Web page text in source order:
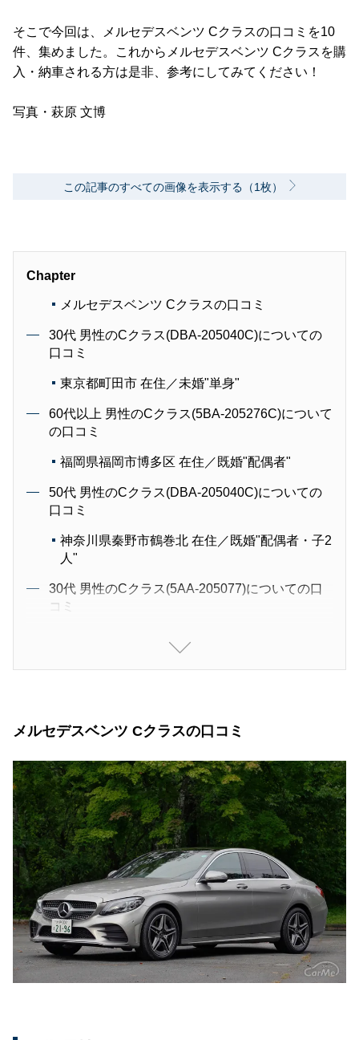
そこで今回は、メルセデスベンツ Cクラスの口コミを10
件、集めました。これからメルセデスベンツ Cクラスを購
入・納車される方は是非、参考にしてみてください！
写真・萩原 文博
この記事のすべての画像を表示する（1枚）
Chapter
メルセデスベンツ Cクラスの口コミ
30代 男性のCクラス(DBA-205040C)についての
口コミ
東京都町田市 在住／未婚"単身"
60代以上 男性のCクラス(5BA-205276C)について
の口コミ
福岡県福岡市博多区 在住／既婚"配偶者"
50代 男性のCクラス(DBA-205040C)についての
口コミ
神奈川県秦野市鶴巻北 在住／既婚"配偶者・子2
人"
30代 男性のCクラス(5AA-205077)についての口
コミ
40代 男性のCクラス(DBA-205040C)についての
コミ
大阪府茨木市 在住／既婚"配偶者・子3人"
40代 男性のCクラス(CBA-205087)についての口
コミ
愛知県名古屋市 在住／既婚"配偶者・子2人"
40代 男性のCクラス(5AA-205077C)についての口
コミ
神奈川県綾瀬市 在住／未婚"母親"
40代 男性のCクラス(DAA-205078C)についての
メルセデスベンツ Cクラスの口コミ